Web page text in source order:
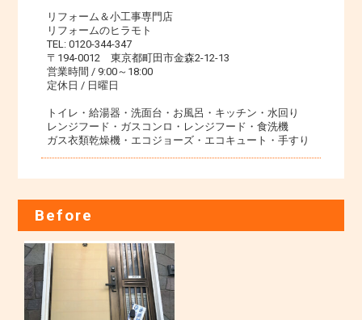
リフォーム＆小工事専門店
リフォームのヒラモト
TEL: 0120-344-347
〒194-0012 東京都町田市金森2-12-13
営業時間 / 9:00～18:00
定休日 / 日曜日
トイレ・給湯器・洗面台・お風呂・キッチン・水回り
レンジフード・ガスコンロ・レンジフード・食洗機
ガス衣類乾燥機・エコジョーズ・エコキュート・手すり
Before